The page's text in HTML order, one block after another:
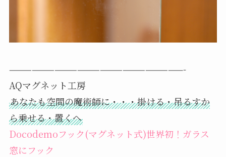
———————————————————————-
AQマグネット工房
あなたも空間の魔術師に・・・掛ける・吊るすか
ら乗せる・置くへ
Docodemoフック(マグネット式)世界初！ガラス
窓にフック